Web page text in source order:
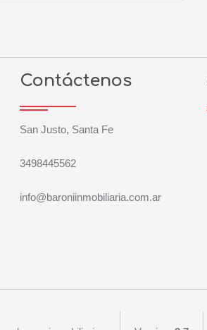
Contáctenos
San Justo, Santa Fe
3498445562
info@baroniinmobiliaria.com.ar